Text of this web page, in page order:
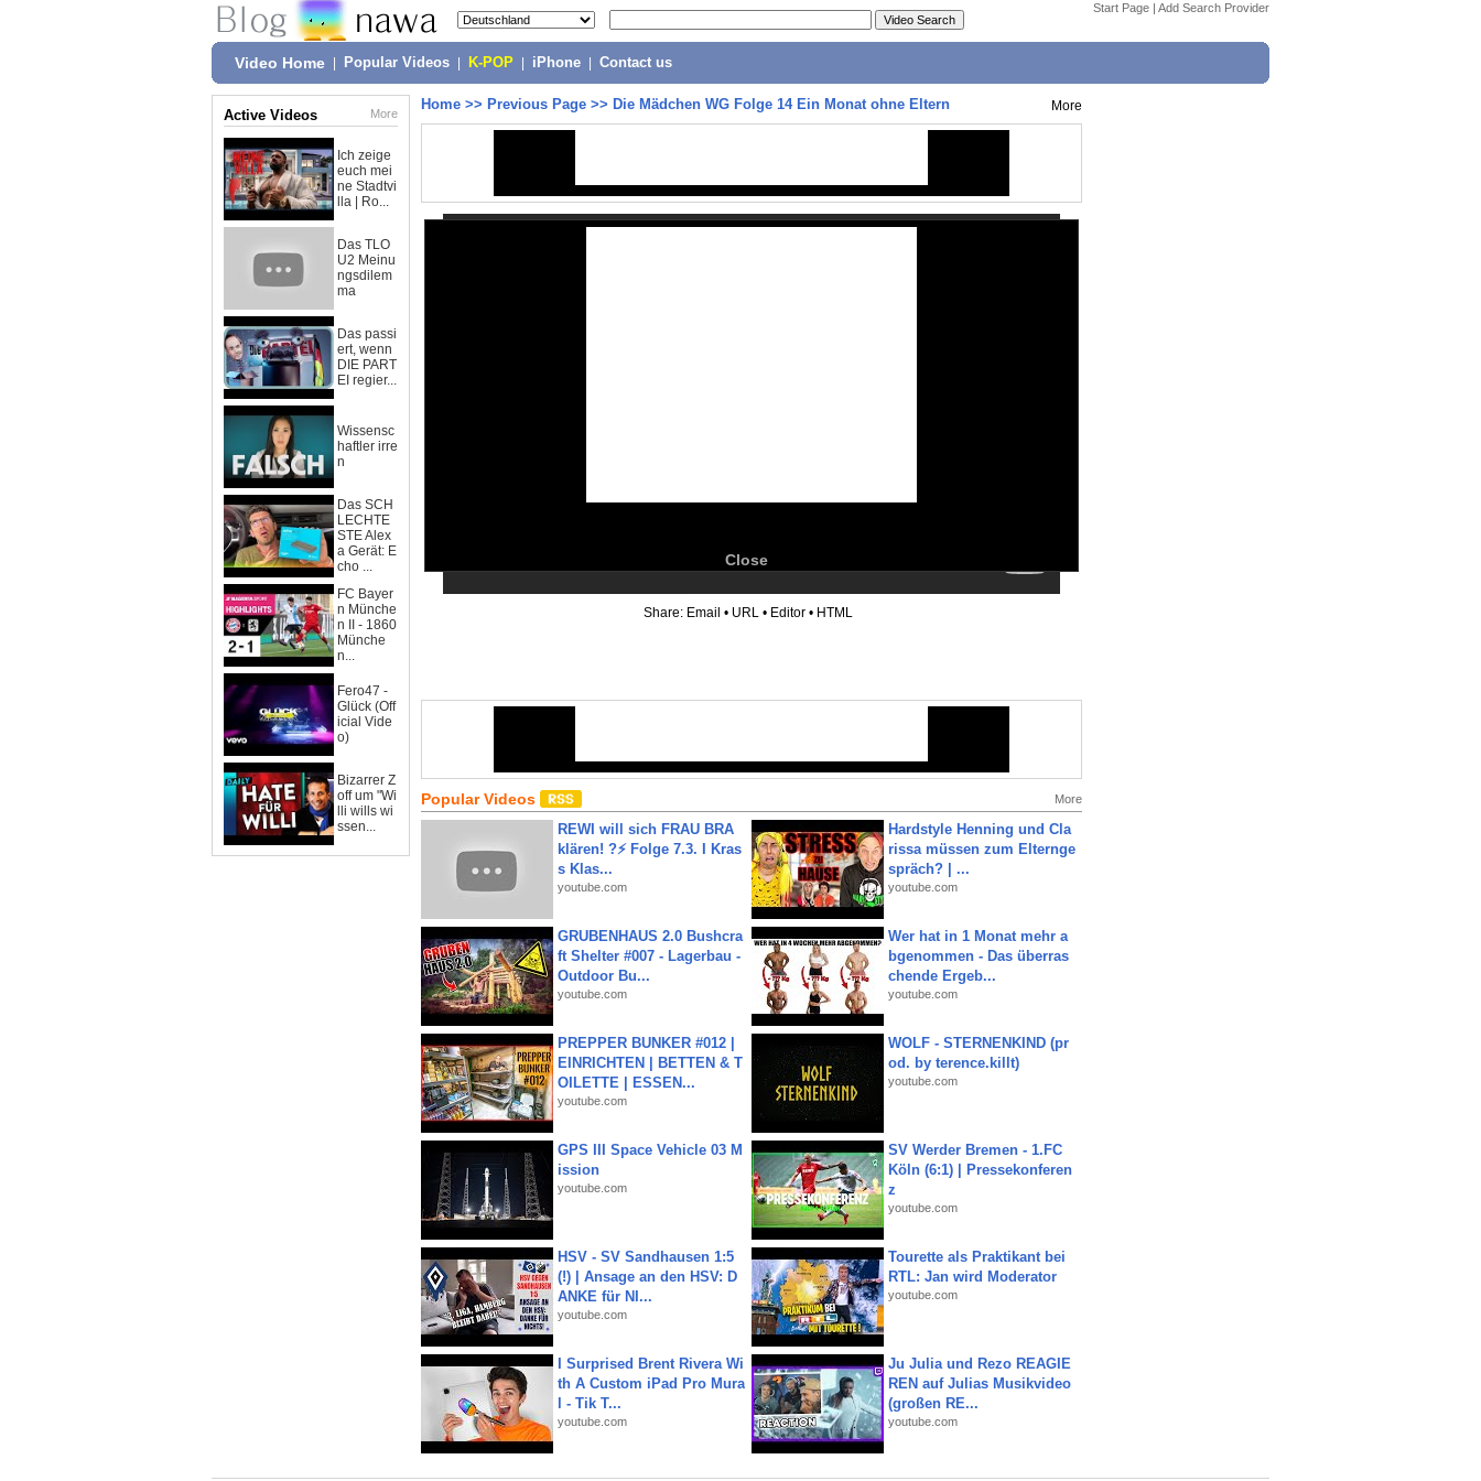
Start Page | Add Search Provider
Video Home Popular Videos K-POP iPhone Contact us
Active Videos More
Ich zeige
euch mei
ne Stadtvi
lla | Ro...
Das TLO
U2 Meinu
ngsdilem
ma
Das passi
ert, wenn
DIE PART
EI regier...
Wissensc
haftler irre
n
Das SCH
LECHTE
STE Alex
a Gerät: E
cho ...
FC Bayer
n Münche
n II - 1860
Münche
n...
Fero47 -
Glück (Off
icial Vide
o)
Bizarrer Z
off um "Wi
lli wills wi
ssen...
Home >> Previous Page >> Die Mädchen WG Folge 14 Ein Monat ohne Eltern More
Close
Share: Email • URL • Editor • HTML
Popular Videos More
REWI will sich FRAU BRA
klären! ?⚡️ Folge 7.3. I Kras
s Klas...
youtube.com
Hardstyle Henning und Cla
rissa müssen zum Elternge
spräch? | ...
youtube.com
GRUBENHAUS 2.0 Bushcra
ft Shelter #007 - Lagerbau -
Outdoor Bu...
youtube.com
Wer hat in 1 Monat mehr a
bgenommen - Das überras
chende Ergeb...
youtube.com
PREPPER BUNKER #012 |
EINRICHTEN | BETTEN & T
OILETTE | ESSEN...
youtube.com
WOLF - STERNENKIND (pr
od. by terence.killt)
youtube.com
GPS III Space Vehicle 03 M
ission
youtube.com
SV Werder Bremen - 1.FC
Köln (6:1) | Pressekonferen
z
youtube.com
HSV - SV Sandhausen 1:5
(!) | Ansage an den HSV: D
ANKE für NI...
youtube.com
Tourette als Praktikant bei
RTL: Jan wird Moderator
youtube.com
I Surprised Brent Rivera Wi
th A Custom iPad Pro Mura
l - Tik T...
youtube.com
Ju Julia und Rezo REAGIE
REN auf Julias Musikvideo
(großen RE...
youtube.com